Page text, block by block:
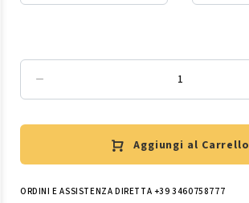
Aggiungi al Carrello
ORDINI E ASSISTENZA DIRETTA +39 3460758777